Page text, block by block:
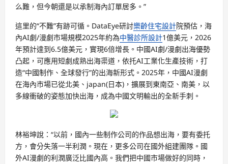
么難，但今朝還是以承制海內訂單居多。”
這里的“不難”有跡可循。DataEye研討樂齡住宅設計院預估，海
內AI劇/漫劇市場規模2025年約為中醫診所設計1億美元，2026
年預計達到6.5億美元，實現6倍增長。中國AI劇/漫劇出海優勢
凸起，可應用短劇成熟出海渠道，依托AI工業化生產技術，打
造“中國制作、全球發行”的出海新形式。2025年，中國AI漫劇
在海內市場已從北美、japan(日本)，擴展到東南亞、南美，以
多線衝破的姿態加快出海，成為中國文明輸出的全新手刺。
林裕坤說：“以前，國內一些制作公司的作品想出海，要有委托
方，會分失落一半利潤。現在，更多公司在國外組建團隊。國
外AI漫劇的利潤廣泛比國內高。我們把中國市場做好的同時，